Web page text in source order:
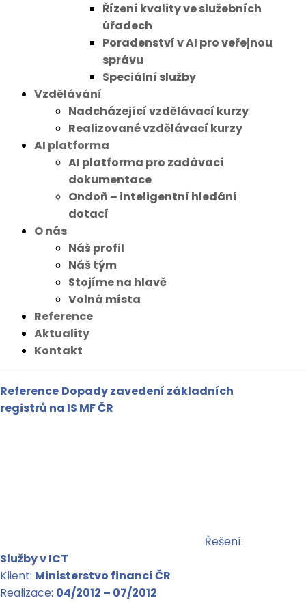
Řízení kvality ve služebních
úřadech
Poradenství v AI pro veřejnou
správu
Speciální služby
Vzdělávání
Nadcházející vzdělávací kurzy
Realizované vzdělávací kurzy
AI platforma
AI platforma pro zadávací
dokumentace
Ondoň – inteligentní hledání
dotací
O nás
Náš profil
Náš tým
Stojíme na hlavě
Volná místa
Reference
Aktuality
Kontakt
Reference Dopady zavedení základních
registrů na IS MF ČR
Řešení:
Služby v ICT
Klient: Ministerstvo financí ČR
Realizace: 04/2012 – 07/2012